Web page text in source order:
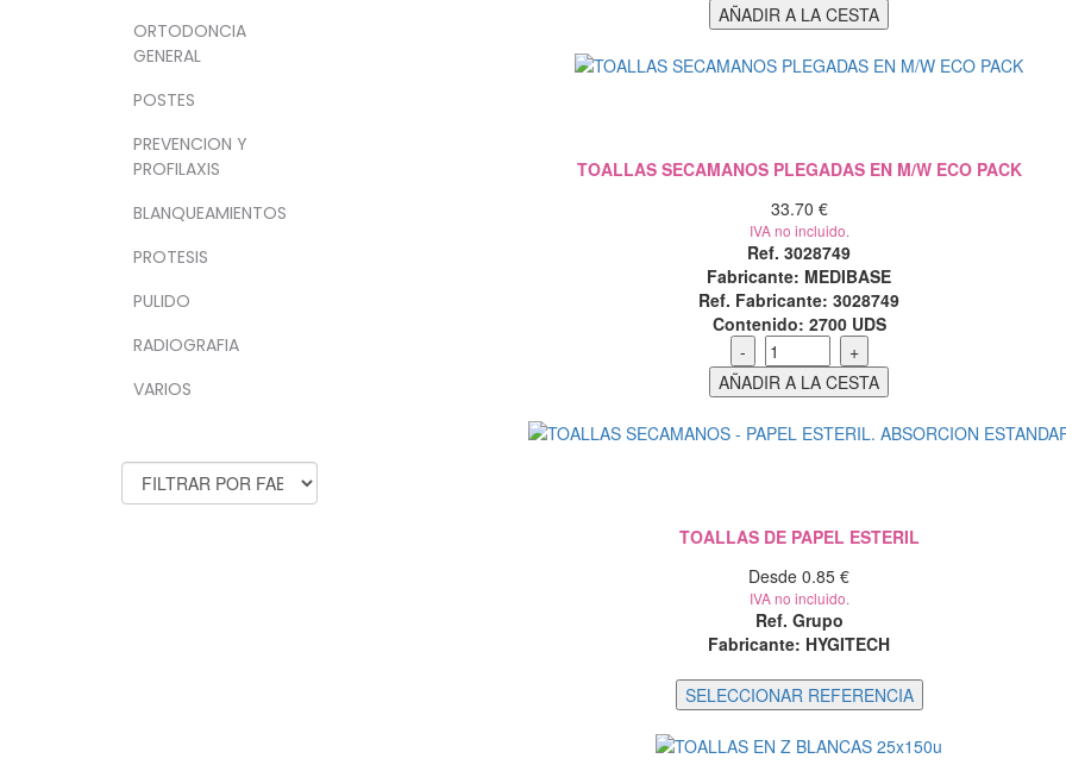
ORTODONCIA
GENERAL
POSTES
PREVENCION Y
PROFILAXIS
BLANQUEAMIENTOS
PROTESIS
PULIDO
RADIOGRAFIA
VARIOS
TOALLAS SECAMANOS PLEGADAS EN M/W ECO PACK
33.70 €
IVA no incluido.
Ref. 3028749
Fabricante: MEDIBASE
Ref. Fabricante: 3028749
Contenido: 2700 UDS
TOALLAS DE PAPEL ESTERIL
Desde 0.85 €
IVA no incluido.
Ref. Grupo
Fabricante: HYGITECH